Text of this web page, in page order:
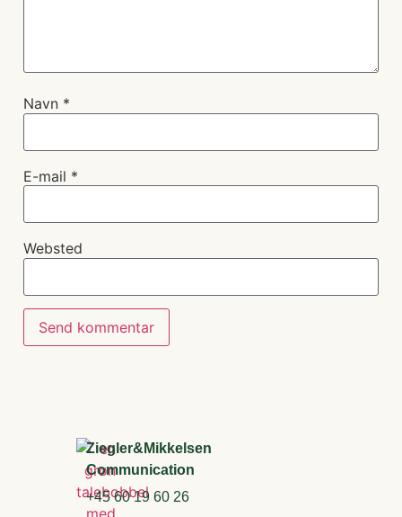
Navn *
E-mail *
Websted
Ziegler&Mikkelsen
Communication
+45 60 19 60 26